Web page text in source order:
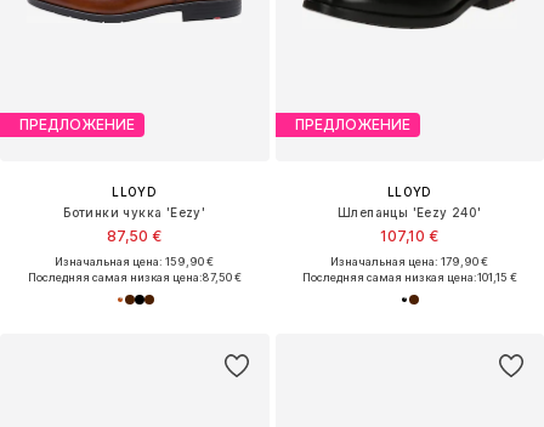
ПРЕДЛОЖЕНИЕ
LLOYD
Ботинки чукка 'Eezy'
87,50 €
Изначальная цена: 159,90 €
Последняя самая низкая цена:87,50 €
ПРЕДЛОЖЕНИЕ
LLOYD
Шлепанцы 'Eezy 240'
107,10 €
Изначальная цена: 179,90 €
Последняя самая низкая цена:101,15 €